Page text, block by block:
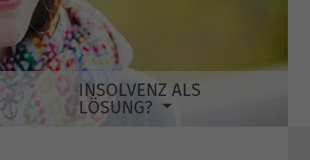
INSOLVENZ ALS
LÖSUNG?